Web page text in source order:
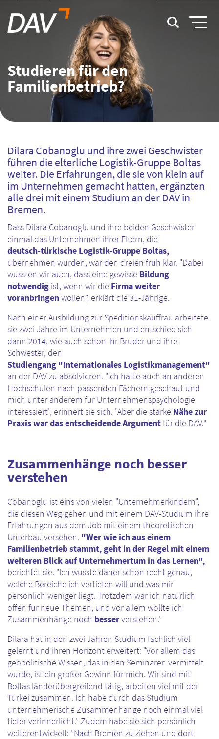
Studieren für den
Familienbetrieb?
Dilara Cobanoglu und ihre zwei Geschwister
führen die elterliche Logistik-Gruppe Boltas
weiter. Die Erfahrungen, die sie von klein auf
im Unternehmen gemacht hatten, ergänzten
alle drei mit einem Studium an der DAV in
Bremen.
Dass Dilara Cobanoglu und ihre beiden Geschwister
einmal das Unternehmen ihrer Eltern, die
deutsch-türkische Logistik-Gruppe Boltas,
übernehmen würden, war den dreien früh klar. "Dabei
wussten wir auch, dass eine gewisse Bildung
notwendig ist, wenn wir die Firma weiter
voranbringenwollen", erklärt die 31-Jährige.
Nach einer Ausbildung zur Speditionskauffrau arbeitete
sie zwei Jahre im Unternehmen und entschied sich
dann 2014, wie auch schon ihr Bruder und ihre
Schwester, den
Studiengang "Internationales Logistikmanagement"
an der DAV zu absolvieren. "Ich hatte auch an anderen
Hochschulen nach passenden Fächern geschaut und
mich unter anderem für Unternehmenspsychologie
interessiert", erinnert sie sich. "Aber die starke Nähe zur
Praxis war das entscheidende Argumentfür die DAV."
Zusammenhänge noch besser
verstehen
Cobanoglu ist eins von vielen "Unternehmerkindern",
die diesen Weg gehen und mit einem DAV-Studium ihre
Erfahrungen aus dem Job mit einem theoretischen
Unterbau versehen. "Wer wie ich aus einem
Familienbetrieb stammt, geht in der Regel mit einem
weiteren Blick auf Unternehmertum in das Lernen",
berichtet sie. "Ich wusste daher schon recht genau,
welche Bereiche ich vertiefen will und was mir
persönlich weniger liegt. Trotzdem war ich natürlich
offen für neue Themen, und vor allem wollte ich
Zusammenhänge noch besserverstehen."
Dilara hat in den zwei Jahren Studium fachlich viel
gelernt und ihren Horizont erweitert: "Vor allem das
geopolitische Wissen, das in den Seminaren vermittelt
wurde, ist ein großer Gewinn für mich. Wir sind mit
Boltas länderübergreifend tätig, arbeiten viel mit der
Türkei zusammen. Ich habe durch das Studium
unternehmerische Zusammenhänge noch einmal viel
tiefer verinnerlicht." Zudem habe sie sich persönlich
weiterentwickelt: "Nach Bremen zu ziehen und dort